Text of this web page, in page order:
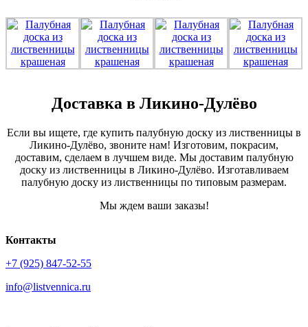
Доставка в Ликино-Дулёво
Если вы ищете, где купить палубную доску из лиственницы в
Ликино-Дулёво, звоните нам! Изготовим, покрасим,
доставим, сделаем в лучшем виде. Мы доставим палубную
доску из лиственницы в Ликино-Дулёво. Изготавливаем
палубную доску из лиственницы по типовым размерам.
Мы ждем ваши заказы!
Контакты
+7 (925) 847-52-55
info@listvennica.ru